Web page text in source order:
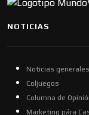
NOTICIAS
Noticias generales
Coljuegos
Columna de
Marketing pára